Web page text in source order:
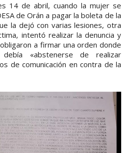
14 de abril, cuando la mujer se
de Orán a pagar la boleta de la
la dejó con varias lesiones, otra
intentó realizar la denuncia y
a firmar una orden donde
«abstenerse de realizar
de comunicación en contra de la